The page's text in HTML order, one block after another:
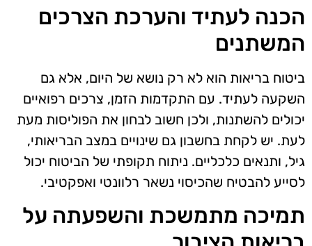
הכנה לעתיד והערכת הצרכים
המשתנים
ביטוח בריאות הוא לא רק נושא של היום, אלא גם
השקעה לעתיד. עם התקדמות הזמן, צרכים רפואיים
יכולים להשתנות, ולכן חשוב לבחון את הפוליסות מעת
לעת. יש לקחת בחשבון גם שינויים במצב הבריאותי,
גיל, ותנאים כלכליים. ניתוח תקופתי של הביטוח יכול
לסייע להבטיח שהכיסוי נשאר רלוונטי ואפקטיבי.
תמיכה מתמשכת והשפעתה על